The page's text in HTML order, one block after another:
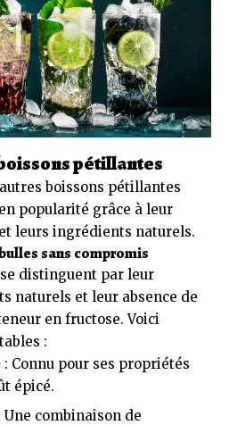
pétillantes
boissons pétillantes
popularité grâce à leur
leurs ingrédients naturels.
sans compromis
se distinguent par leur
naturels et leur absence de
en fructose. Voici
:
: Connu pour ses propriétés
épicé.
Une combinaison de